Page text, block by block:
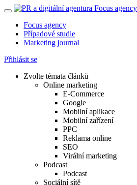
Focus agency
Případové studie
Marketing journal
Přihlásit se
Zvolte témata článků
Online marketing
E-Commerce
Google
Mobilní aplikace
Mobilní zařízení
PPC
Reklama online
SEO
Virální marketing
Podcast
Podcast
Sociální sítě